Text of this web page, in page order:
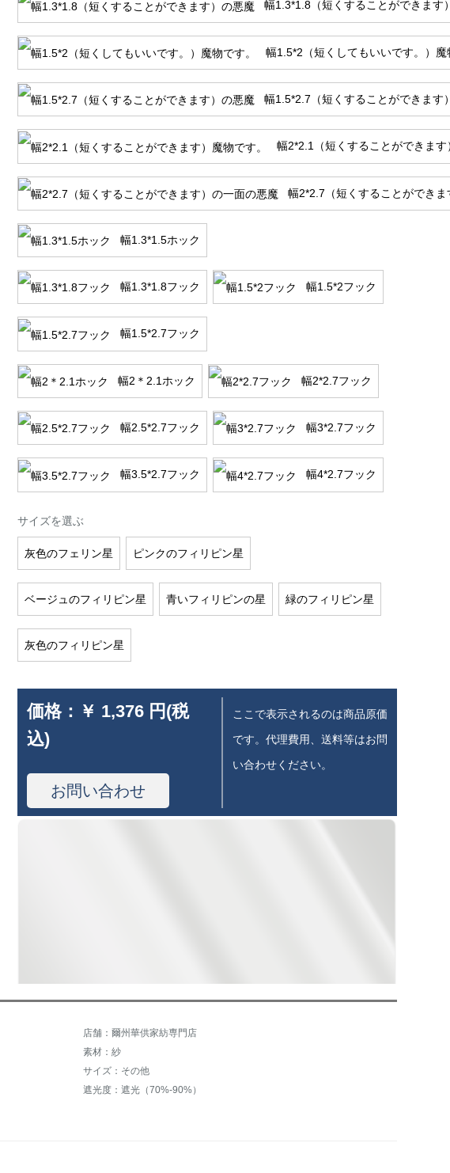
幅1.3*1.8（短くすることができます
幅1.5*2（短くしてもいいです。）魔
幅1.5*2.7（短くすることができます
幅2*2.1（短くすることができま
幅2*2.7（短くすることができ
幅1.3*1.5ホック
幅1.3*1.8フック 幅1.5*2フック
幅1.5*2.7フック
幅2＊2.1ホック 幅2*2.7フック
幅2.5*2.7フック 幅3*2.7フック
幅3.5*2.7フック 幅4*2.7フック
サイズを選ぶ
灰色のフェリン星 ピンクのフィリピン星
ベージュのフィリピン星 青いフィリピンの星 緑のフィリピン星
灰色のフィリピン星
価格： ￥ 1,376 円(税
込)
お問い合わせ
ここで表示されるのは商品原価
です。代理費用、送料等はお問
い合わせください。
店舗：爾州華供家紡専門店
素材：紗
サイズ：その他
遮光度：遮光（70%-90%）